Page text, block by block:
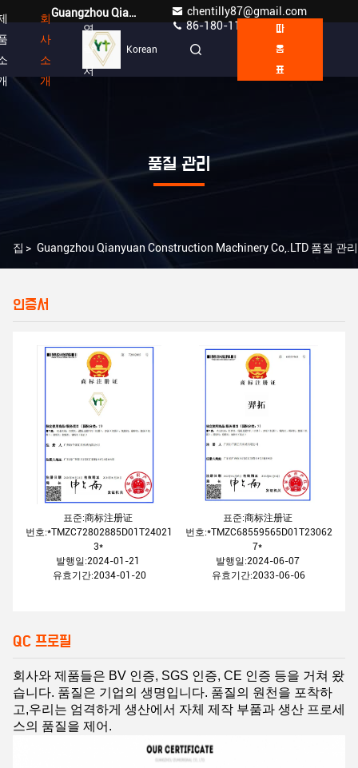
Guangzhou Qianyuan Construction Machinery Co,.LTD
chentilly87@gmail.com
86-180-1189-7808
회
사
소
개
연
락
처
Korean
따
옴
표
품질 관리
집 > Guangzhou Qianyuan Construction Machinery Co,.LTD 품질 관리
인증서
표준:商标注册证
번호:*TMZC72802885D01T24021
3*
발행일:2024-01-21
유효기간:2034-01-20
표준:商标注册证
번호:*TMZC68559565D01T23062
7*
발행일:2024-06-07
유효기간:2033-06-06
QC 프로필
회사와 제품들은 BV 인증, SGS 인증, CE 인증 등을 거쳐 왔
습니다. 품질은 기업의 생명입니다. 품질의 원천을 포착하
고,우리는 엄격하게 생산에서 자체 제작 부품과 생산 프로세
스의 품질을 제어.